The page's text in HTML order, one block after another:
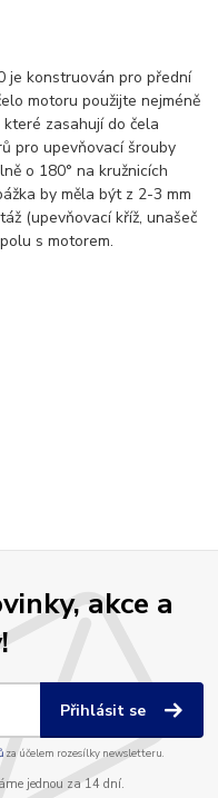
je konstruován pro přední
motoru použijte nejméně
zasahují do čela
pro upevňovací šrouby
o 180° na kružnicích
by měla být z 2-3 mm
(upevňovací kříž, unašeč
s motorem.
akce a
Přihlásit se
za účelem rozesílky newsletteru.
jednou za 14 dní.